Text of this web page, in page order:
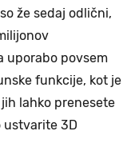
že sedaj odlični,
uporabo povsem
funkcije, kot je
lahko prenesete
ustvarite 3D